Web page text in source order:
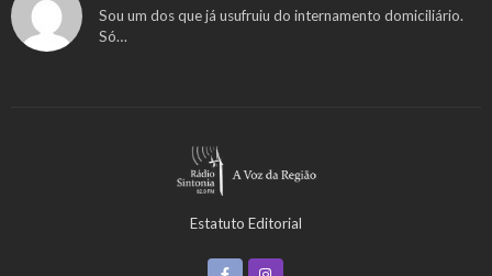
Sou um dos que já usufruiu do internamento domiciliário.
Só…
Estatuto Editorial